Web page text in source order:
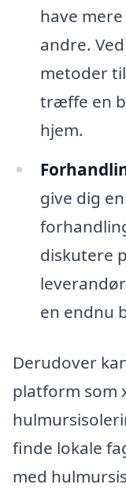
have
andre.
metoder
træffe en
hjem.
give dig
diskutere
en endnu
Derudover
platform som
finde lokale
med